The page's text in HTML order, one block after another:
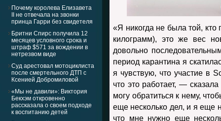
Почему королева Елизавета
II не отвечала на звонки
принца Гарри без свидетеля
Бритни Спирс получила 12
месяцев условного срока и
штраф $571 за вождении в
нетрезвом виде
Суд арестовал мотоциклиста
после смертельного ДТП с
Ксенией Добромиловой
«Мы не давили»: Виктория
Бекхэм откровенно
рассказала о своем подходе
к воспитанию детей
«Я никогда не была той, кто
килограмм), это же вес
довольно
период карантина я
я чувствую, что участие в
что это работает, —
могу обратиться к нему,
еще несколько дел, и я еще
что мне нужно еще